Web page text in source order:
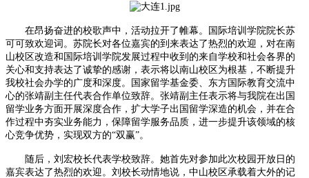
在昂扬奋进的校歌声中，活动拉开了帷幕。国际培训学院院长苏
可可致欢迎词。苏院长对各位嘉宾的到来表达了热烈的欢迎，对在南
山校区改造和国际培训学院发展过程中收到的来自学校和社会各界的
关心和支持表达了诚挚的感谢，表示将以南山校区为根基，不断提升
我校社会办学的广度和深度。国家留学基金委、东方国际教育交流中
心的张靖副主任代表合作单位致辞。张靖副主任表示将与我院在出国
留学业务方面开展深度合作，扩大学子出国留学深造的机会，并在合
作过程中夯实业务能力，保障留学服务品质，进一步提升该领域的核
心竞争优势，实现双方的“双赢”。
随后，刘宏校长代表学校致辞。她首先对参加此次校园开放日的
嘉宾表达了热烈的欢迎。刘校长动情地说，中山校区承载着大外的记